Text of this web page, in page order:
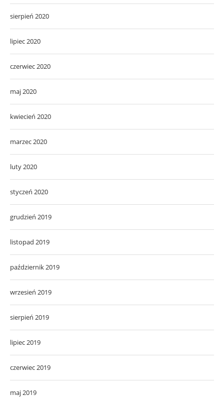
sierpień 2020
lipiec 2020
czerwiec 2020
maj 2020
kwiecień 2020
marzec 2020
luty 2020
styczeń 2020
grudzień 2019
listopad 2019
październik 2019
wrzesień 2019
sierpień 2019
lipiec 2019
czerwiec 2019
maj 2019